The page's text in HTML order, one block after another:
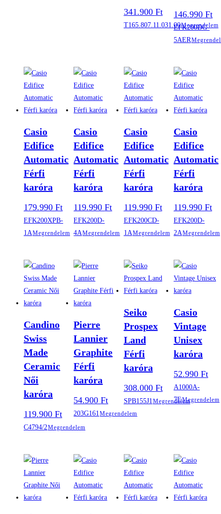
341.900 Ft
T165.807.11.031.00Megrendelem
146.990 Ft
EFK200DG-
5AER
Casio
Edifice
Automatic
Férfi
karóra
179.990 Ft
EFK200XPB-
1AMegrendelem
Casio
Edifice
Automatic
Férfi
karóra
119.990Ft
EFK200D-
4AMegrendelem
Casio
Edifice
Automatic
Férfi
karóra
119.990 Ft
EFK200CD-
1AMegrendelem
Casio
Edifice
Automatic
Férfi
karóra
119.990 Ft
EFK200D-
2AMegrendelem
Candino
Swiss
Made
Ceramic
Női
karóra
119.900 Ft
C4794/2Megrendelem
Pierre
Lannier
Graphite
Férfi
karóra
54.900Ft
203G161Megrendelem
Seiko
Prospex
Land
Férfi
karóra
308.000 Ft
SPB155J1Megrendelem
Casio
Vintage
Unisex
karóra
52.990 Ft
A1000A-
7EMegrendelem